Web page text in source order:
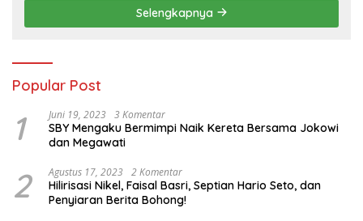
Selengkapnya
Popular Post
1 Juni 19, 2023 3 Komentar
SBY Mengaku Bermimpi Naik Kereta Bersama Jokowi
dan Megawati
2 Agustus 17, 2023 2 Komentar
Hilirisasi Nikel, Faisal Basri, Septian Hario Seto, dan
Penyiaran Berita Bohong!